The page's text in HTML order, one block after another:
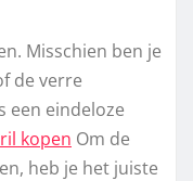
Misschien ben je
de verre
een eindeloze
kopen Om de
heb je het juiste